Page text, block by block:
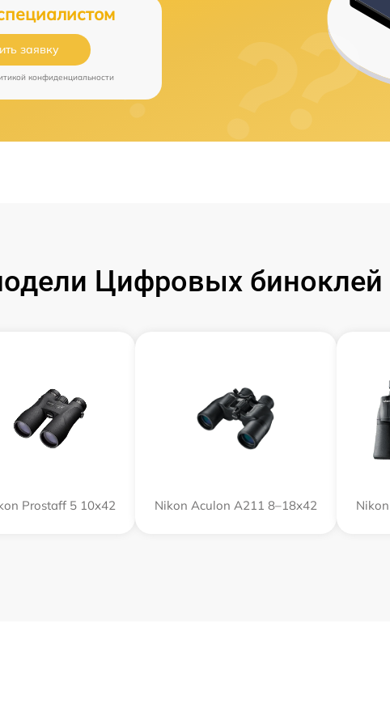
заявку
конфиденциальности
Цифровых биноклей
Prostaff 5 10x42 Nikon Aculon A211 8–18x42